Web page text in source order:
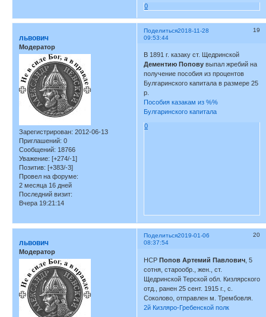
0
Поделиться 19
2018-11-28
09:53:44
львович
Модератор
Зарегистрирован: 2012-06-13
Приглашений: 0
Сообщений: 18766
Уважение: [+274/-1]
Позитив: [+383/-3]
Провел на форуме:
2 месяца 16 дней
Последний визит:
Вчера 19:21:14
В 1891 г. казаку ст. Щедринской
Дементию Попову выпал жребий на
получение пособия из процентов
Булгаринского капитала в размере 25
р.
Пособия казакам из %%
Булгаринского капитала
0
Поделиться 20
2019-01-06
08:37:54
львович
Модератор
НСРПопов Артемий Павлович , 5
сотня, старообр., жен., ст.
Щедринской Терской обл. Кизлярского
отд., ранен 25 сент. 1915 г., с.
Соколово, отправлен м. Трембовля.
2й Кизляро-Гребенской полк